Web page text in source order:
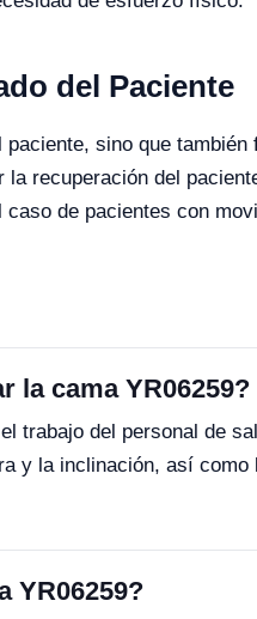
del Paciente
sino que
recuperación del
de pacientes con
la cama YR06259?
trabajo del personal de
y la inclinación, así
YR06259?